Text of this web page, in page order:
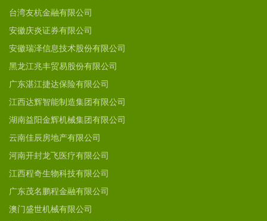
台湾友杭金融有限公司
安徽庆炎证券有限公司
安徽瑞泽信息技术股份有限公司
黑龙江兆丰贸易股份有限公司
广东湛江捷达保险有限公司
江西达辉智能制造集团有限公司
湖南益阳金辉机械集团有限公司
云南佳辰房地产有限公司
河南开封龙飞医疗有限公司
江西程奇生物科技有限公司
广东茂名鹏程金融有限公司
澳门盛世机械有限公司